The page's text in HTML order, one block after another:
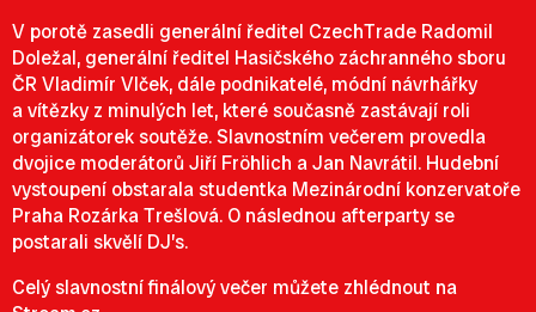
V porotě zasedli generální ředitel CzechTrade Radomil
Doležal, generální ředitel Hasičského záchranného sboru
ČR Vladimír Vlček, dále podnikatelé, módní návrhářky
a vítězky z minulých let, které současně zastávají roli
organizátorek soutěže. Slavnostním večerem provedla
dvojice moderátorů Jiří Fröhlich a Jan Navrátil. Hudební
vystoupení obstarala studentka Mezinárodní konzervatoře
Praha Rozárka Trešlová. O následnou afterparty se
postarali skvělí DJ’s.
Celý slavnostní finálový večer můžete zhlédnout na